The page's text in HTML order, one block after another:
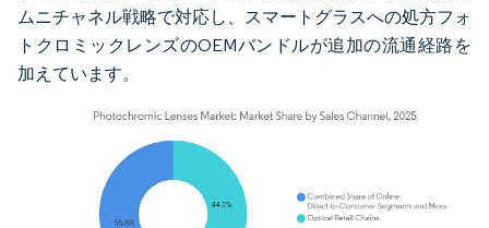
ムニチャネル戦略で対応し、スマートグラスへの処方フォ
トクロミックレンズのOEMバンドルが追加の流通経路を
加えています。